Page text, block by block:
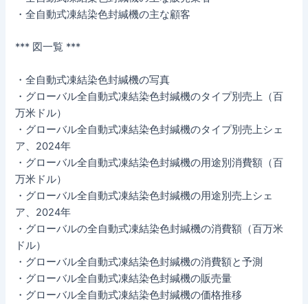
・全自動式凍結染色封緘機の主な顧客
*** 図一覧 ***
・全自動式凍結染色封緘機の写真
・グローバル全自動式凍結染色封緘機のタイプ別売上（百
万米ドル）
・グローバル全自動式凍結染色封緘機のタイプ別売上シェ
ア、2024年
・グローバル全自動式凍結染色封緘機の用途別消費額（百
万米ドル）
・グローバル全自動式凍結染色封緘機の用途別売上シェ
ア、2024年
・グローバルの全自動式凍結染色封緘機の消費額（百万米
ドル）
・グローバル全自動式凍結染色封緘機の消費額と予測
・グローバル全自動式凍結染色封緘機の販売量
・グローバル全自動式凍結染色封緘機の価格推移